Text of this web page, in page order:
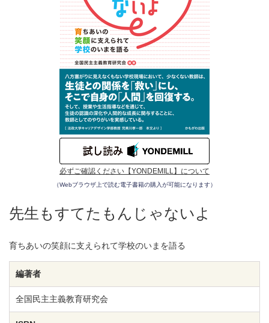
必ずご確認ください【YONDEMILL】について
（Webブラウザ上で読む電子書籍の購入が可能になります）
先生もすてたもんじゃないよ
育ちあいの笑顔に支えられて学校のいまを語る
編著者
全国民主主義教育研究会